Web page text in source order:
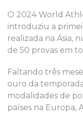
O 2024 World
introduziu a
realizada na Ásia,
de 50 provas em
Faltando três
ouro da
modalidades de
países na Europa,